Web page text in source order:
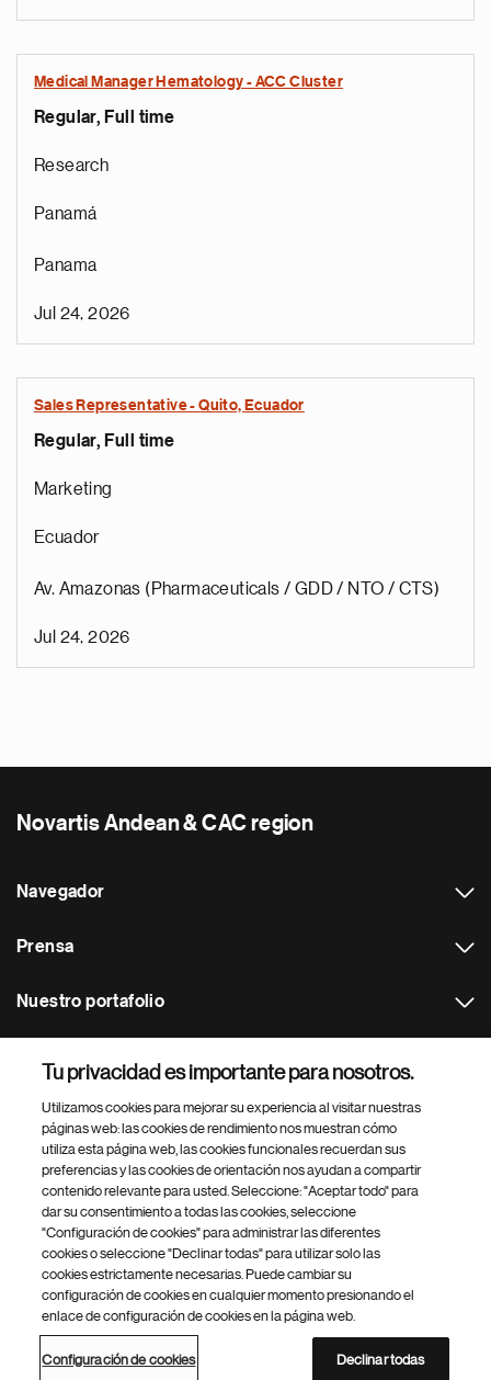
Medical Manager Hematology - ACC Cluster
Regular, Full time
Research
Panamá
Panama
Jul 24, 2026
Sales Representative - Quito, Ecuador
Regular, Full time
Marketing
Ecuador
Av. Amazonas (Pharmaceuticals / GDD / NTO / CTS)
Jul 24, 2026
Novartis Andean & CAC region
Navegador
Prensa
Nuestro portafolio
Footer Site Search
inferior
del
© 2026 Novartis AG
Política de privacidad Términos de uso
Accesibilidad
Configuración de cookies
Mapa del sitio
Tu privacidad es importante para nosotros.
Utilizamos cookies para mejorar su experiencia al visitar nuestras
páginas web: las cookies de rendimiento nos muestran cómo
utiliza esta página web, las cookies funcionales recuerdan sus
preferencias y las cookies de orientación nos ayudan a compartir
contenido relevante para usted. Seleccione: "Aceptar todo" para
dar su consentimiento a todas las cookies, seleccione
"Configuración de cookies" para administrar las diferentes
cookies o seleccione "Declinar todas" para utilizar solo las
cookies estrictamente necesarias. Puede cambiar su
configuración de cookies en cualquier momento presionando el
enlace de configuración de cookies en la página web.
Configuración de cookies Declinar todas